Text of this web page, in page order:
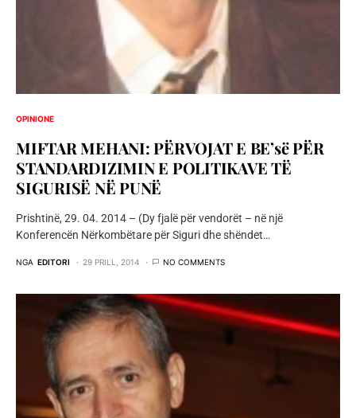
OPINIONE
MIFTAR MEHANI: PËRVOJAT E BE’së PËR
STANDARDIZIMIN E POLITIKAVE TË
SIGURISË NË PUNË
Prishtinë, 29. 04. 2014 – (Dy fjalë për vendorët – në një
Konferencën Nërkombëtare për Siguri dhe shëndet…
NGA EDITORI 29 PRILL, 2014 NO COMMENTS